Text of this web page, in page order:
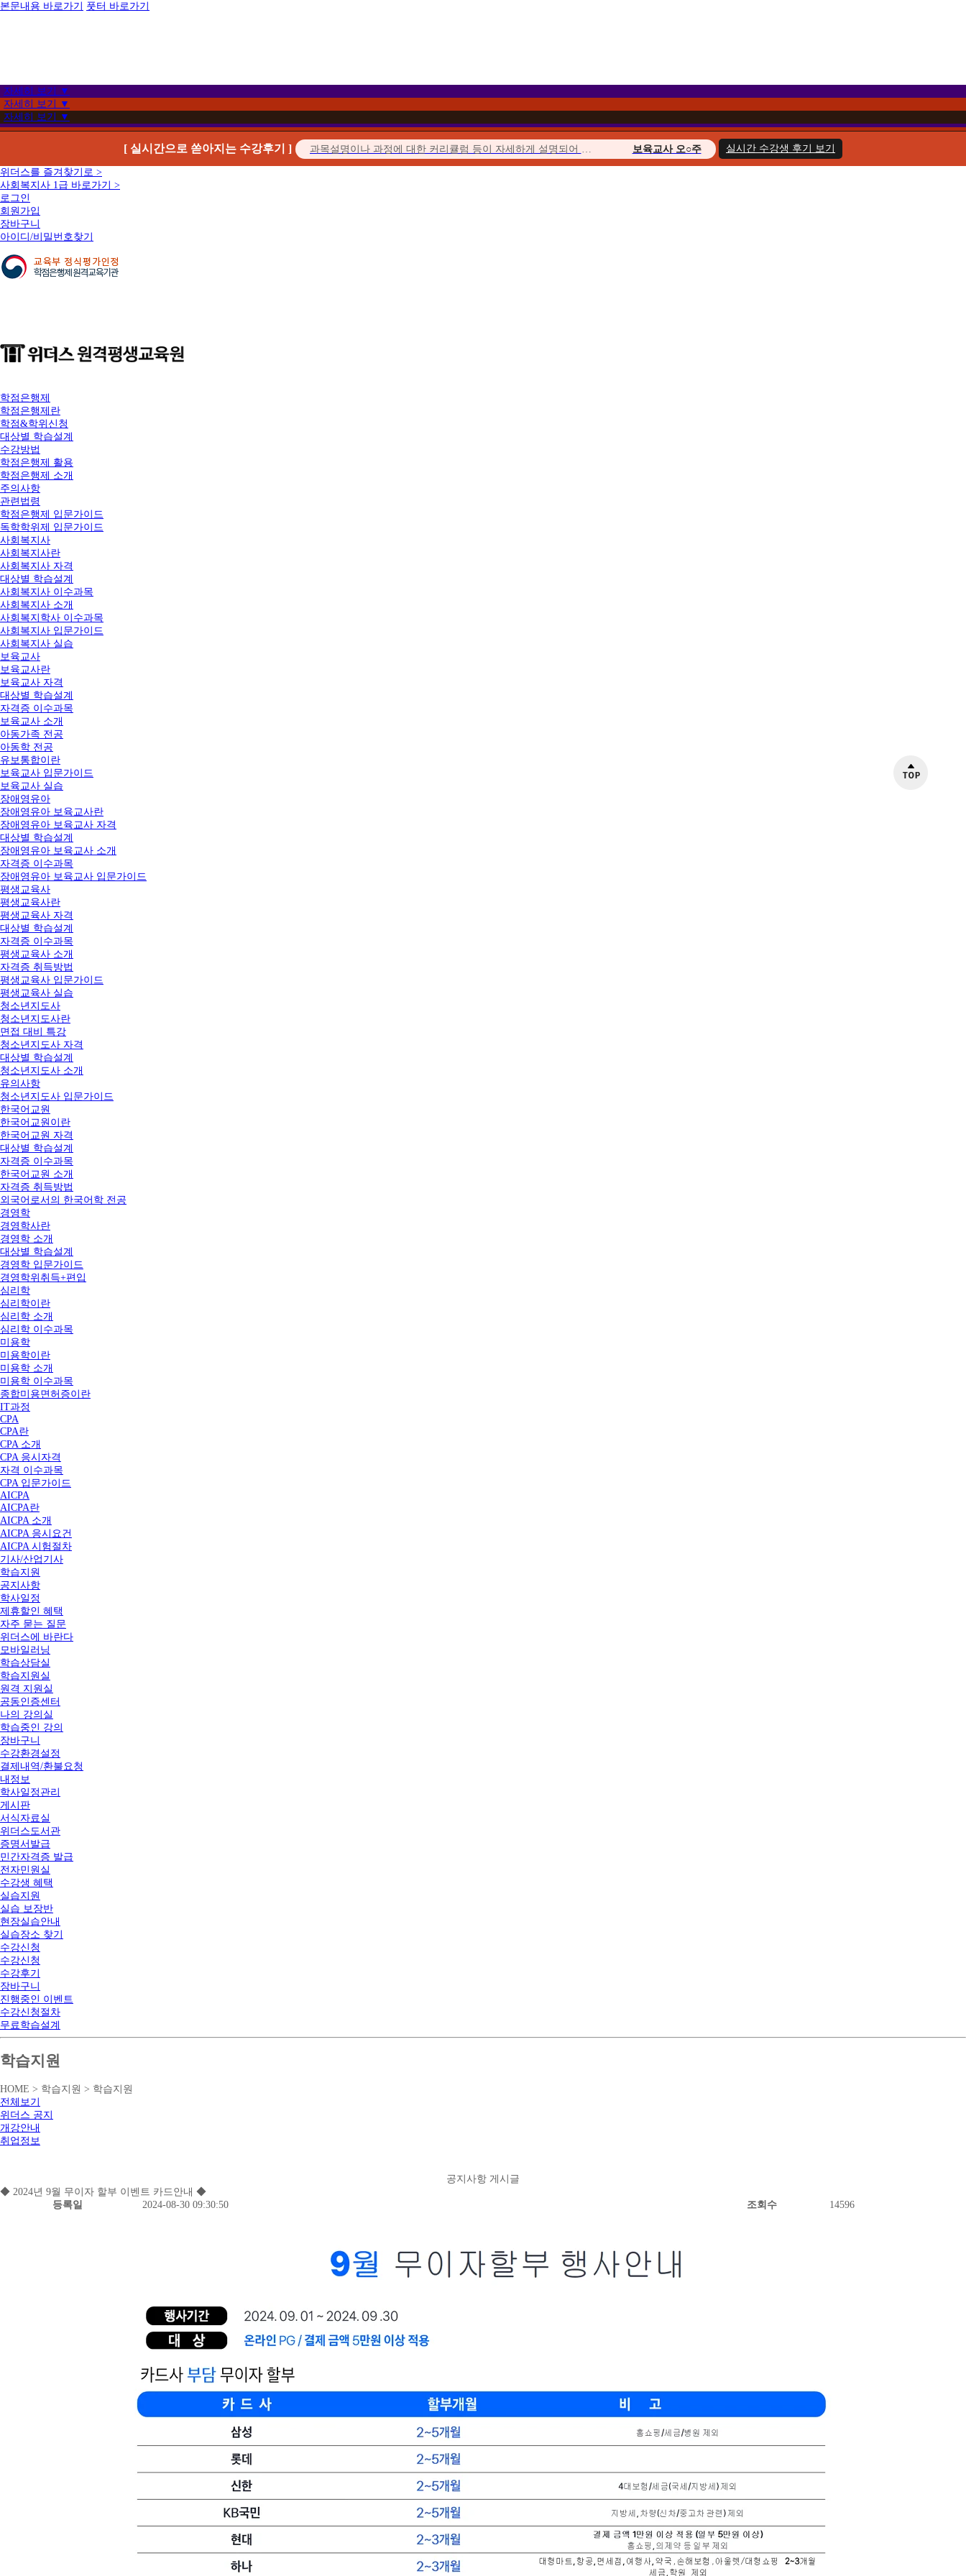
본문내용 바로가기 풋터 바로가기
자세히 보기 ▼
자세히 보기 ▼
자세히 보기 ▼
[ 실시간으로 쏟아지는 수강후기 ]
보육교사 오○주
이벤트를 통해 합리적인 가격에 수강할 수 있었고 강의의 질 또한 우수하여...
경영학 이○헌
실시간 수강생 후기 보기
위더스를 즐겨찾기로 >
사회복지사 1급 바로가기 >
로그인
회원가입
장바구니
아이디/비밀번호찾기
학점은행제
학점은행제란
학점&학위신청
대상별 학습설계
수강방법
학점은행제 활용
학점은행제 소개
주의사항
관련법령
학점은행제 입문가이드
독학학위제 입문가이드
사회복지사
사회복지사란
사회복지사 자격
대상별 학습설계
사회복지사 이수과목
사회복지사 소개
사회복지학사 이수과목
사회복지사 입문가이드
사회복지사 실습
보육교사
보육교사란
보육교사 자격
대상별 학습설계
자격증 이수과목
보육교사 소개
아동가족 전공
아동학 전공
유보통합이란
보육교사 입문가이드
보육교사 실습
장애영유아
장애영유아 보육교사란
장애영유아 보육교사 자격
대상별 학습설계
장애영유아 보육교사 소개
자격증 이수과목
장애영유아 보육교사 입문가이드
평생교육사
평생교육사란
평생교육사 자격
대상별 학습설계
자격증 이수과목
평생교육사 소개
자격증 취득방법
평생교육사 입문가이드
평생교육사 실습
청소년지도사
청소년지도사란
면접 대비 특강
청소년지도사 자격
대상별 학습설계
청소년지도사 소개
유의사항
청소년지도사 입문가이드
한국어교원
한국어교원이란
한국어교원 자격
대상별 학습설계
자격증 이수과목
한국어교원 소개
자격증 취득방법
외국어로서의 한국어학 전공
경영학
경영학사란
경영학 소개
대상별 학습설계
경영학 입문가이드
경영학위취득+편입
심리학
심리학이란
심리학 소개
심리학 이수과목
미용학
미용학이란
미용학 소개
미용학 이수과목
종합미용면허증이란
IT과정
CPA
CPA란
CPA 소개
CPA 응시자격
자격 이수과목
CPA 입문가이드
AICPA
AICPA란
AICPA 소개
AICPA 응시요건
AICPA 시험절차
기사/산업기사
학습지원
공지사항
학사일정
제휴할인 혜택
자주 묻는 질문
위더스에 바란다
모바일러닝
학습상담실
학습지원실
원격 지원실
공동인증센터
나의 강의실
학습중인 강의
장바구니
수강환경설정
결제내역/환불요청
내정보
학사일정관리
게시판
서식자료실
위더스도서관
증명서발급
민간자격증 발급
전자민원실
수강생 혜택
실습지원
실습 보장반
현장실습안내
실습장소 찾기
수강신청
수강신청
수강후기
장바구니
진행중인 이벤트
수강신청절차
무료학습설계
학습지원
HOME > 학습지원 > 학습지원
전체보기
위더스 공지
개강안내
취업정보
공지사항 게시글
◆ 2024년 9월 무이자 할부 이벤트 카드안내 ◆
등록일
2024-08-30 09:30:50 조회수 14596